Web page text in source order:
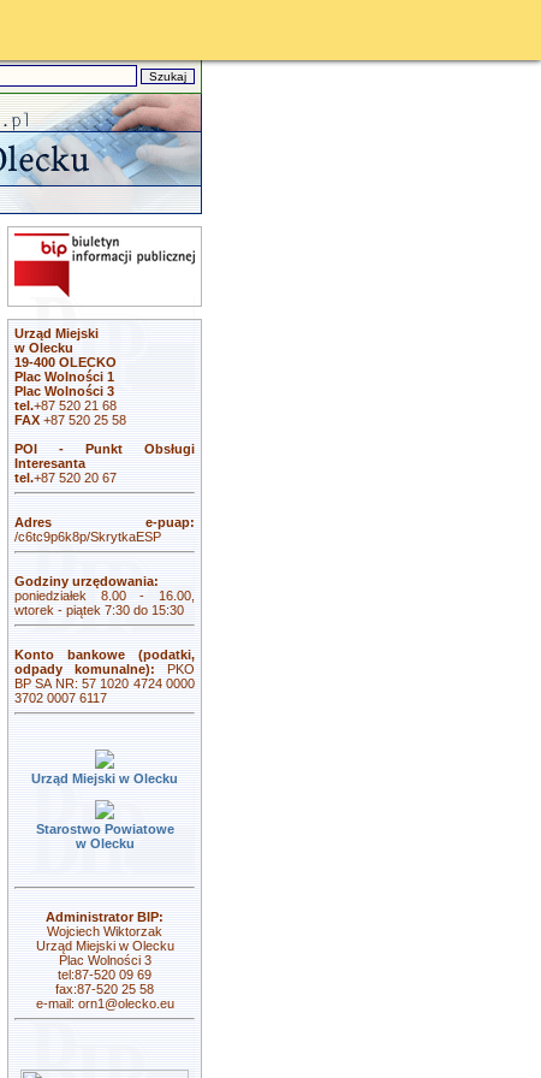
Urząd Miejski
w Olecku
19-400 OLECKO
Plac Wolności 1
Plac Wolności 3
tel.+87 520 21 68
FAX +87 520 25 58
POI - Punkt Obsługi
Interesanta
tel.+87 520 20 67
Adres e-puap:
/c6tc9p6k8p/SkrytkaESP
Godziny urzędowania:
poniedziałek 8.00 - 16.00,
wtorek - piątek 7:30 do 15:30
Konto bankowe (podatki,
odpady komunalne): PKO
BP SA NR: 57 1020 4724 0000
3702 0007 6117
Urząd Miejski w Olecku
Starostwo Powiatowe
w Olecku
Administrator BIP:
Wojciech Wiktorzak
Urząd Miejski w Olecku
Plac Wolności 3
tel:87-520 09 69
fax:87-520 25 58
e-mail: orn1@olecko.eu